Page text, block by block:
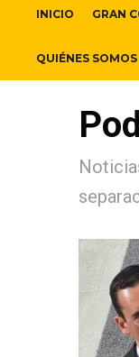
INICIO GRAN
QUIÉNES SOMOS